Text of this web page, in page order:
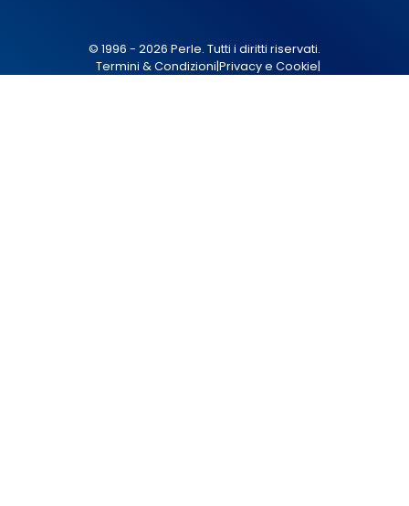
© 1996 - 2026 Perle. Tutti i diritti riservati.
Termini & Condizioni|Privacy e Cookie|